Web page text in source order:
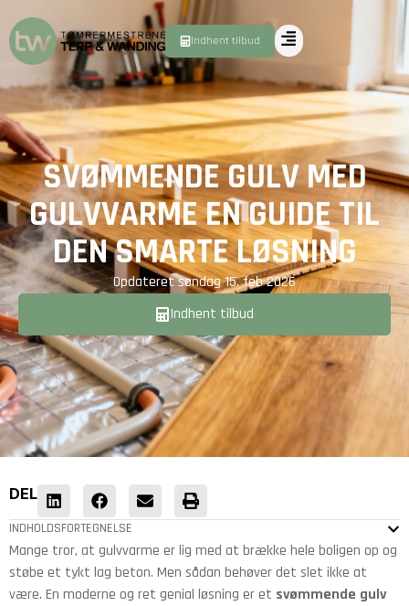
Indhent tilbud
SVØMMENDE GULV MED
GULVVARME EN GUIDE TIL
DEN SMARTE LØSNING
Opdateretsøndag 15. feb 2026
Indhent tilbud
DEL
INDHOLDSFORTEGNELSE
Mange tror, at gulvvarme er lig med at brække hele boligen op og
støbe et tykt lag beton. Men sådan behøver det slet ikke at
være. En moderne og ret genial løsning er et svømmende gulv